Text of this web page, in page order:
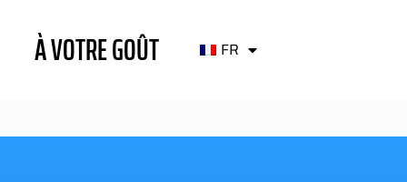
À VOTRE GOÛT FR